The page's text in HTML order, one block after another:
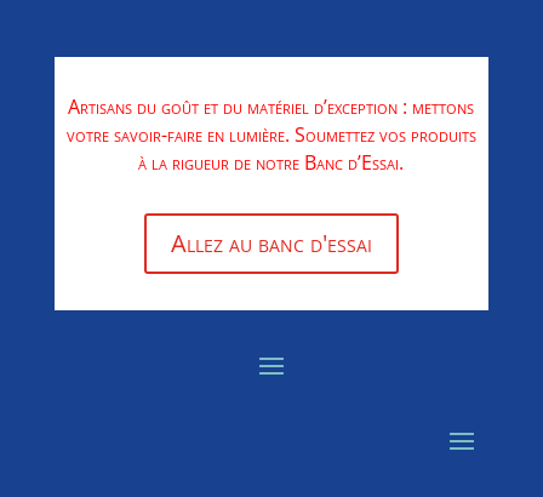
Artisans du goût et du matériel d’exception : mettons
votre savoir-faire en lumière. Soumettez vos produits
à la rigueur de notre Banc d’Essai.
Allez au banc d'essai